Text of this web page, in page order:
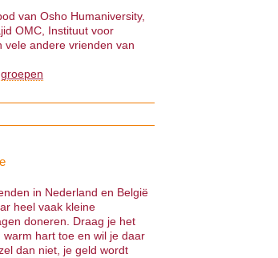
van Osho Humaniversity,
OMC, Instituut voor
vele andere vrienden van
in Nederland en België
heel vaak kleine
doneren. Draag je het
hart toe en wil je daar
dan niet, je geld wordt